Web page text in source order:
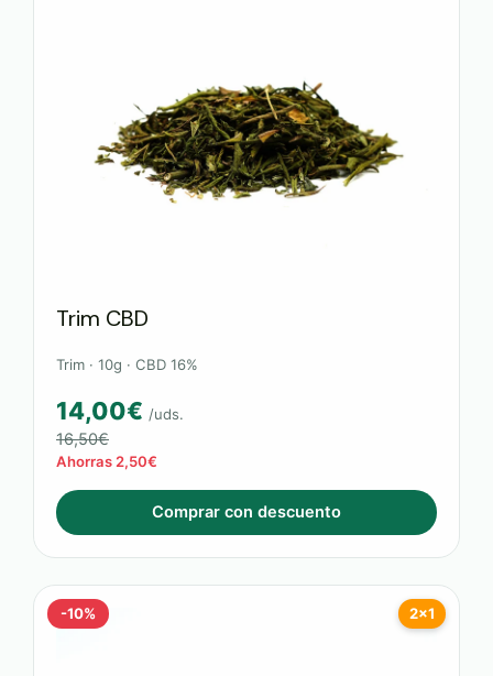
Trim CBD
Trim · 10g · CBD 16%
14,00€ /uds.
16,50€
Ahorras 2,50€
Comprar con descuento
-10% 2x1